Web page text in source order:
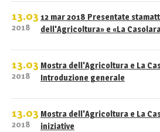
13.03
2018
12 mar 2018 Presentate
dell'Agricoltura» e «La
13.03
2018
Mostra dell'Agricoltura e La
Introduzione generale
13.03
2018
Mostra dell'Agricoltura e La
iniziative